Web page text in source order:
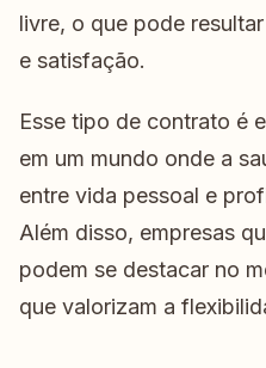
livre, o que pode
e satisfação.
Esse tipo de contrato é
em um mundo onde a
entre vida pessoal e
Além disso, empresas
podem se destacar no
que valorizam a